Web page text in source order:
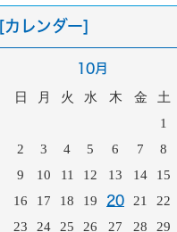
[カレンダー]
10月
日 月 火 水 木 金
土
1
2
3 4 5 6 7
8
9
10 11 12 13 14
15
16
17 18 19 20 21
22
23
24 25 26 27 28
29